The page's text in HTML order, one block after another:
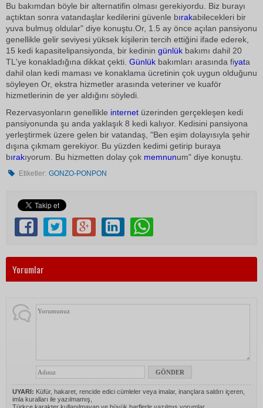
Bu bakımdan böyle bir alternatifin olması gerekiyordu. Biz burayı
açtıktan sonra vatandaşlar kedilerini güvenle bırakabilecekleri bir
yuva bulmuş oldular" diye konuştu.Or, 1.5 ay önce açılan pansiyonu
genellikle gelir seviyesi yüksek kişilerin tercih ettiğini ifade ederek,
15 kedi kapasitelipansiyonda, bir kedinin günlük bakımı dahil 20
TL'ye konakladığına dikkat çekti. Günlük bakımları arasında fiyata
dahil olan kedi maması ve konaklama ücretinin çok uygun olduğunu
söyleyen Or, ekstra hizmetler arasında veteriner ve kuaför
hizmetlerinin de yer aldığını söyledi.
Rezervasyonların genellikle internet üzerinden gerçekleşen kedi
pansiyonunda şu anda yaklaşık 8 kedi kalıyor. Kedisini pansiyona
yerleştirmek üzere gelen bir vatandaş, "Ben eşim dolayısıyla şehir
dışına çıkmam gerekiyor. Bu yüzden kedimi getirip buraya
bırakıyorum. Bu hizmetten dolay çok memnunum" diye konuştu.
Etiketler: GONZO-PONPON
Yorumlar
UYARI: Küfür, hakaret, rencide edici cümleler veya imalar, inançlara saldırı içeren,
imla kuralları ile yazılmamış,